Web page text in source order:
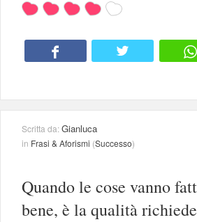
Scritta da:Gianluca
in Frasi & Aforismi (Successo)
Quando le cose vanno
bene, è la qualità